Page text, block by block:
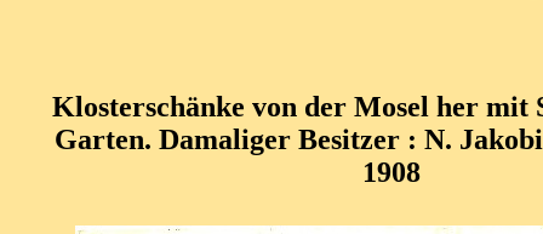
Klosterschänke von der Mosel her mit
Garten. Damaliger Besitzer : N.
1908